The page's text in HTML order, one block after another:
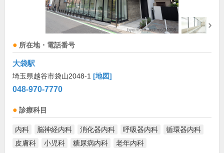
所在地・電話番号
大袋駅
埼玉県越谷市袋山2048-1 [地図]
048-970-7770
診療科目
内科 脳神経内科 消化器内科 呼吸器内科
循環器内科
皮膚科
小児科 糖尿病内科 老年内科